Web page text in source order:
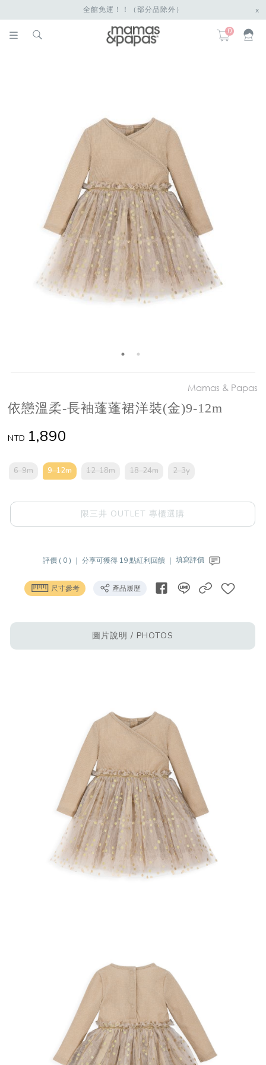
全館免運！！（部分品除外） x
0
Mamas & Papas
依戀溫柔-長袖蓬蓬裙洋裝(金)9-12m
NTD 1,890
6-9m 9-12m 12-18m 18-24m 2-3y
限三井 OUTLET 專櫃選購
評價 ( 0 ) ｜分享可獲得 19 點紅利回饋 ｜填寫評價
尺寸參考 產品履歷
圖片說明 / PHOTOS